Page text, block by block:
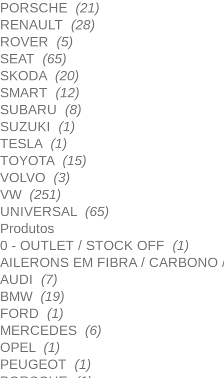
PORSCHE (21)
RENAULT (28)
ROVER (5)
SEAT (65)
SKODA (20)
SMART (12)
SUBARU (8)
SUZUKI (1)
TESLA (1)
TOYOTA (15)
VOLVO (3)
VW (251)
UNIVERSAL (65)
Produtos
0 - OUTLET / STOCK OFF (1)
AILERONS EM FIBRA /
AUDI (7)
BMW (19)
FORD (1)
MERCEDES (6)
OPEL (1)
PEUGEOT (1)